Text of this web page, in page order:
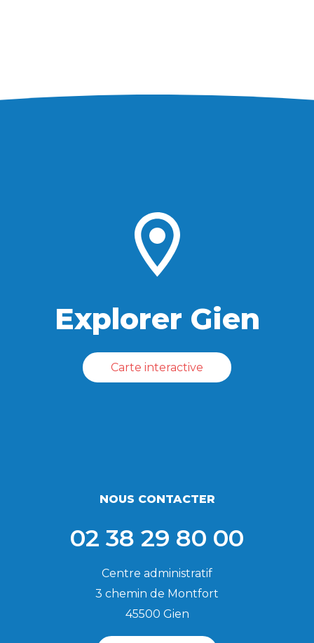
Explorer Gien
Carte interactive
NOUS CONTACTER
02 38 29 80 00
Centre administratif
3 chemin de Montfort
45500 Gien